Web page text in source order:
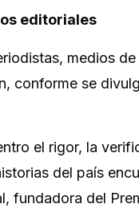
editoriales
medios
conforme se
el rigor, la
del país
fundadora del